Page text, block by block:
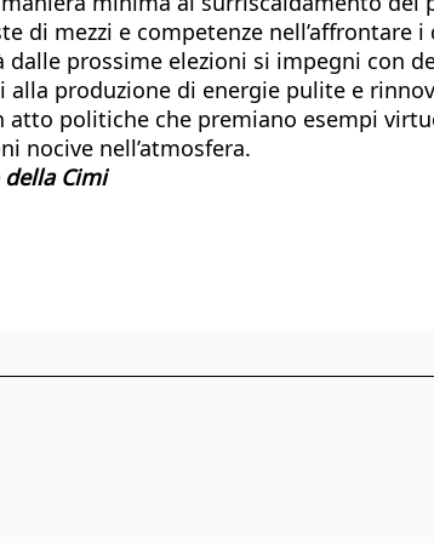
di mezzi e competenze nell’affrontare
prossime elezioni si impegni con
produzione di energie pulite e
politiche che premiano esempi
nocive nell’atmosfera.
Cimi